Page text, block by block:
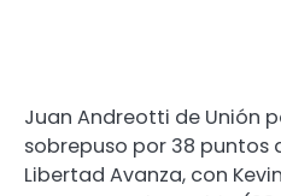
Juan Andreotti de Unión
sobrepuso por 38 puntos
Libertad Avanza, con